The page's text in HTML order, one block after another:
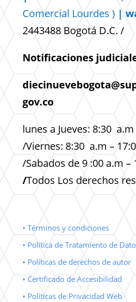
Comercial Lourdes ) |
2443488 Bogotá D.C. /
Notificaciones
gov.co
lunes a Jueves: 8:30
/Viernes: 8:30 a.m –
/Sabados de 9 :00 a.m –
/Todos Los derechos
• Términos y condiciones
• Política de Tratamiento de
• Políticas de derechos de autor
• Certificado de Accesibilidad
• Políticas de Privacidad Web